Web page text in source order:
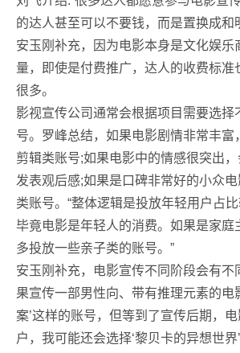
的达人甚至可以不要钱，而是置换成和
安玉刚补充，因为电影本身是文化娱乐
量，即使是付费推广，达人的收费标准
很多。
影视宣传公司通常会根据项目需要选择
号。罗峰总结，如果电影剧情非常丰富
剪辑类账号;如果电影中的情感很突出
发表观后感;如果是口碑非常好的小众
类账号。“整体逻辑是投放年轻用户占比
毕竟电影是年轻人的消费。如果是家庭
多投放一些亲子类的账号。”
安玉刚补充，电影宣传不同阶段会有不
果宣传一部男性向、带有推理元素的电
案’这样的账号，但等到了宣传后期，
户，我可能还会选择‘黎贝卡的异想世